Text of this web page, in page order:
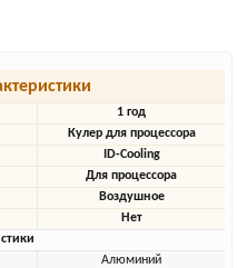
1 год
Кулер для процессора
ID-Cooling
Для процессора
Воздушное
Нет
Алюминий